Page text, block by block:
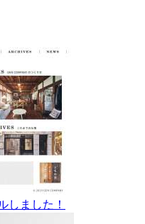
しました！